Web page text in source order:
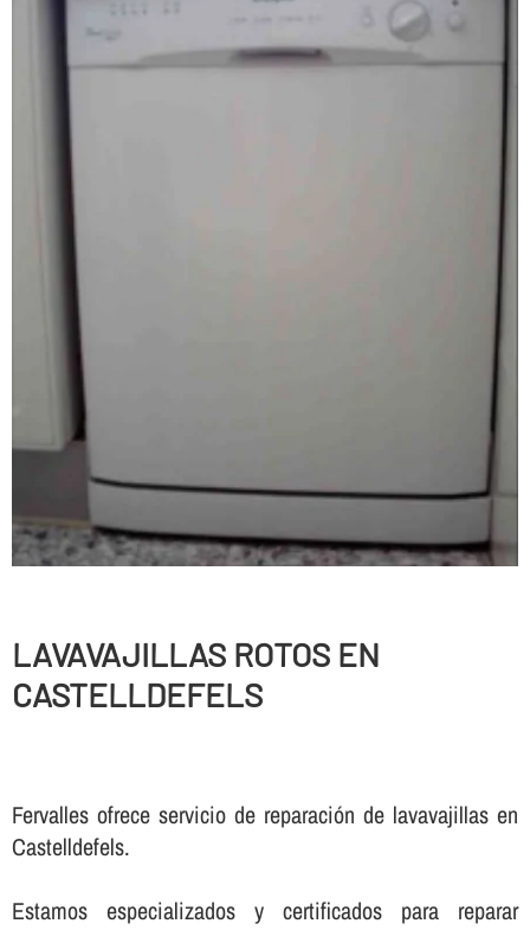
LAVAVAJILLAS ROTOS EN
CASTELLDEFELS
Fervalles ofrece servicio de reparación de lavavajillas en
Castelldefels.
Estamos especializados y certificados para reparar